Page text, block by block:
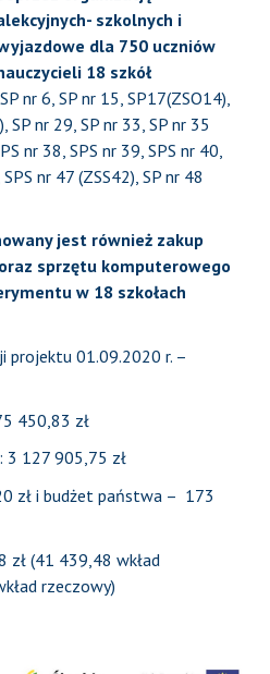
szkolnych i
dla 750 uczniów
18 szkół
nr 6, SP nr 15, SP17(ZSO14),
SP nr 29, SP nr 33, SP nr 35
nr 38, SPS nr 39, SPS nr 40,
nr 47 (ZSS42), SP nr 48
jest również zakup
sprzętu komputerowego
w 18 szkołach
projektu 01.09.2020 r. –
450,83 zł
3 127 905,75 zł
zł i budżet państwa – 173
zł (41 439,48 wkład
rzeczowy)